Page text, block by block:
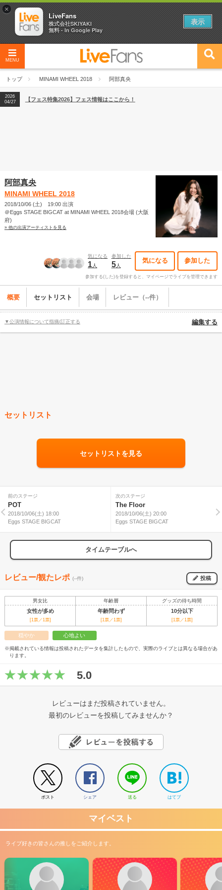
MENU
トップ MINAMI WHEEL 2018 阿部真央
2026
04/27
2026
【ライブ動員ランキング】2026年上半期編発表！
2026
04/27
【フェス特集2026】フェス情報はここから！
阿部真央
MINAMI WHEEL 2018
2018/10/06 (土) 19:00 出演
＠Eggs STAGE BIGCAT at MINAMI WHEEL 2018会場 (大阪
府)
» 他の出演アーティストを見る
気になる
1人
参加した
5人
気になる 参加した
参加する(した)を登録すると、マイページでライブを管理できます
概要 セットリスト 会場 レビュー（--件）
▼公演情報について指摘/訂正する 編集する
セットリスト
セットリストを見る
前のステージ
POT
2018/10/06(土) 18:00
Eggs STAGE BIGCAT
次のステージ
The Floor
2018/10/06(土) 20:00
Eggs STAGE BIGCAT
タイムテーブルへ
レビュー/観たレポ (--件) 投稿
男女比 年齢層 グッズの待ち時間
女性が多め 年齢問わず 10分以下
[1票／1票] [1票／1票] [1票／1票]
穏やか 心地よい
※掲載されている情報は投稿されたデータを集計したもので、実際のライブとは異なる場合があ
ります。
5.0
レビューはまだ投稿されていません。
最初のレビューを投稿してみませんか？
ポスト シェア 送る はてブ
マイベスト
ライブ好きの皆さんの推しをご紹介します。
×
LiveFans
株式会社SKIYAKI
無料 - In Google Play
表示